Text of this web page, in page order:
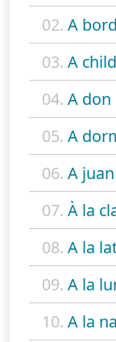
02. A
03. A
04. A
05. A
06. A
07. À la
08. A la
09. A la
10. A la